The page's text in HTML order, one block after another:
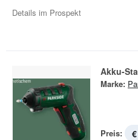
Details im Prospekt
Akku-
Marke:
Preis: